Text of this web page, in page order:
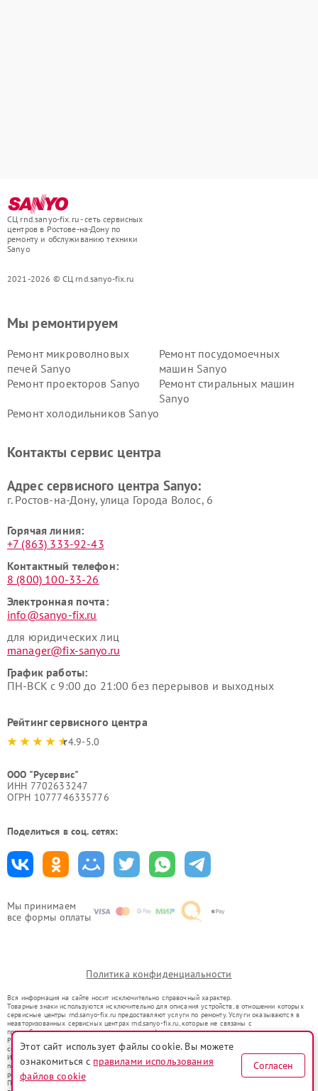
СЦ rnd.sanyo-fix.ru - сеть сервисных
центров в Ростове-на-Дону по
ремонту и обслуживанию техники
Sanyo
2021-2026 © СЦ rnd.sanyo-fix.ru
Мы принимаем
все формы оплаты
Мы ремонтируем
Ремонт микроволновых
печей Sanyo
Ремонт посудомоечных
машин Sanyo
Ремонт проекторов Sanyo
Ремонт стиральных машин
Sanyo
Ремонт холодильников Sanyo
Контакты сервис центра
Адрес сервисного центра Sanyo:
г. Ростов-на-Дону, улица Города Волос, 6
Горячая линия:
+7 (863) 333-92-43
Контактный телефон:
8 (800) 100-33-26
Электронная почта:
info@sanyo-fix.ru
для юридических лиц
manager@fix-sanyo.ru
График работы:
ПН-ВСК с 9:00 до 21:00 без перерывов и выходных
Рейтинг сервисного центра
4.9-5.0
ООО "Русервис"
ИНН 7702633247
ОГРН 1077746335776
Поделиться в соц. сетях:
Политика конфиденциальности
Вся информация на сайте носит исключительно справочный характер.
Товарные знаки используются исключительно для описания устройств, в отношении которых
сервисные центры rnd.sanyo-fix.ru предоставляют услуги по ремонту. Услуги оказываются в
неавторизованных сервисных центрах rnd.sanyo-fix.ru, которые не связаны с
правообладателями товарных знаков или их официальными представителями.
Ремонт осуществляется для устройств, уже введенных в гражданский оборот в соответствии
со статьей 1487 ГК РФ.
Использование товарных знаков не преследует цели индивидуализации услуг или введения
потребителей в заблуждение, а служит для информирования о предоставляемых услугах по
ремонту техники указанных брендов.
Представленная на сайте информация не является публичной офертой, определяемой
Этот сайт использует файлы cookie. Вы можете
ознакомиться с правилами использования
файлов cookie
Согласен